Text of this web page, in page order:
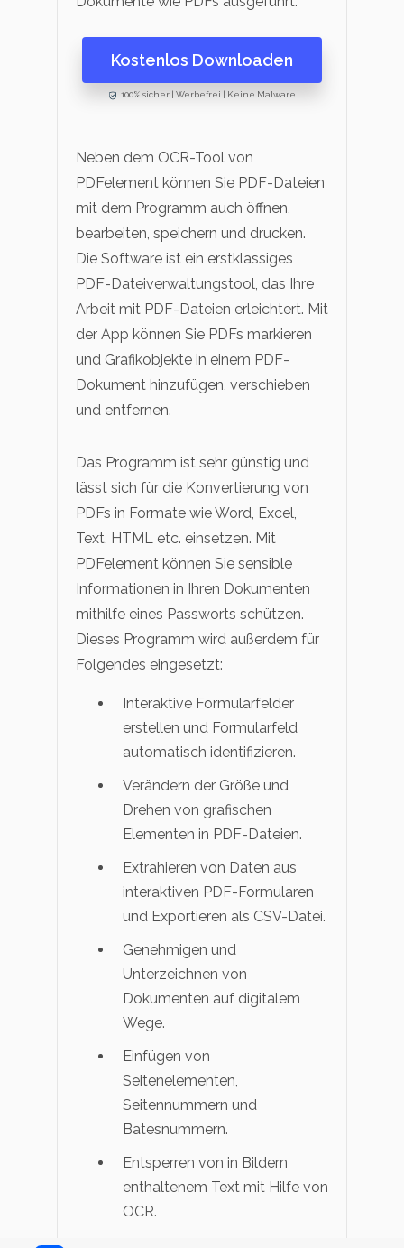
Kostenlos Downloaden
100% sicher | Werbefrei | Keine Malware
Neben dem OCR-Tool von
PDFelement können Sie PDF-Dateien
mit dem Programm auch öffnen,
bearbeiten, speichern und drucken.
Die Software ist ein erstklassiges
PDF-Dateiverwaltungstool, das Ihre
Arbeit mit PDF-Dateien erleichtert. Mit
der App können Sie PDFs markieren
und Grafikobjekte in einem PDF-
Dokument hinzufügen, verschieben
und entfernen.
Das Programm ist sehr günstig und
lässt sich für die Konvertierung von
PDFs in Formate wie Word, Excel,
Text, HTML etc. einsetzen. Mit
PDFelement können Sie sensible
Informationen in Ihren Dokumenten
mithilfe eines Passworts schützen.
Dieses Programm wird außerdem für
Folgendes eingesetzt:
Interaktive Formularfelder
erstellen und Formularfeld
automatisch identifizieren.
Verändern der Größe und
Drehen von grafischen
Elementen in PDF-Dateien.
Extrahieren von Daten aus
interaktiven PDF-Formularen
und Exportieren als CSV-Datei.
Genehmigen und
Unterzeichnen von
Dokumenten auf digitalem
Wege.
Einfügen von
Seitenelementen,
Seitennummern und
Batesnummern.
Entsperren von in Bildern
enthaltenem Text mit Hilfe von
OCR.